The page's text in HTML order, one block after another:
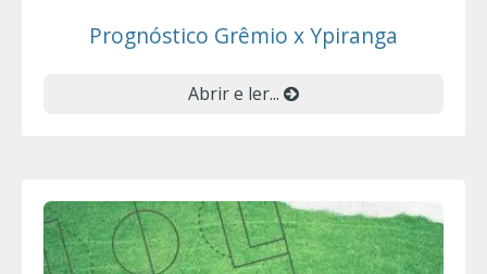
Prognóstico Grêmio x Ypiranga
Abrir e ler...